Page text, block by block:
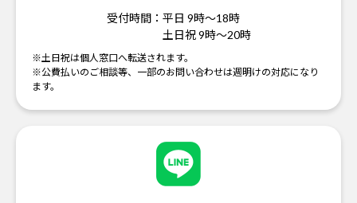
受付時間： 平日 9時～18時
土日祝 9時～20時
※土日祝は個人窓口へ転送されます。
※公費払いのご相談等、一部のお問い合わせは週明けの対応になり
ます。